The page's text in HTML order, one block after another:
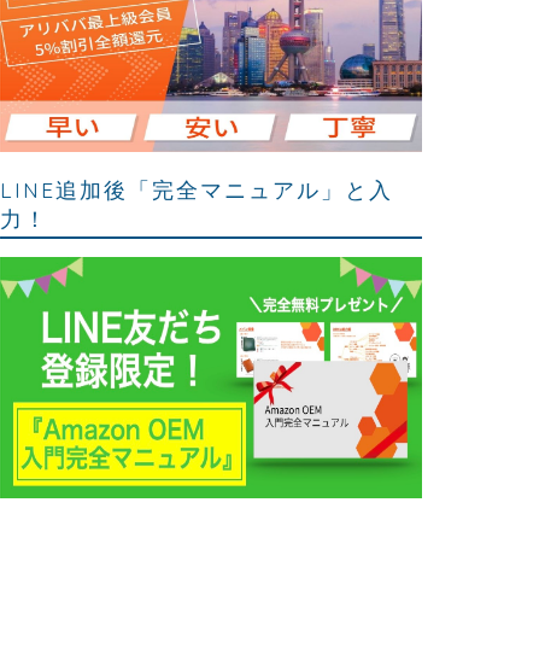
LINE追加後「完全マニュアル」と入
力！